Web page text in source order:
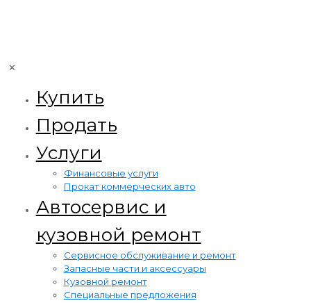
✕
Купить
Продать
Услуги
Финансовые услуги
Прокат коммерческих авто
Автосервис и
кузовной ремонт
Сервисное обслуживание и ремонт
Запасные части и аксессуары
Кузовной ремонт
Специальные предложения